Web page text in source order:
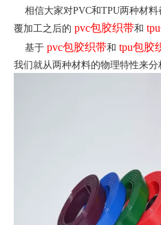
相信大家对PVC和TPU两种材
覆加工之后的 pvc包胶织带和
基于 pvc包胶织带和 tpu包胶
我们就从两种材料的物理特性来分